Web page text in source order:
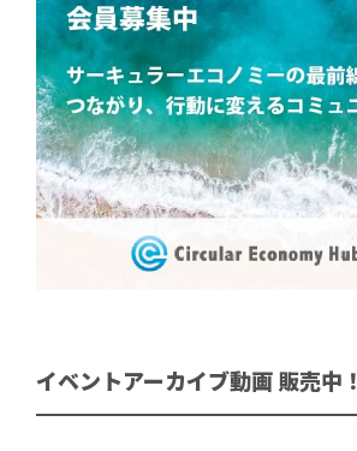
イベントアーカイブ動画 販売中！